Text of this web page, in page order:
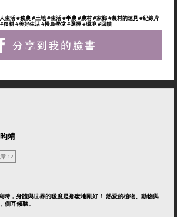
生活#務農#土地#生活#半農#農村#家鄉#農村的遠見#紀錄片
#復耕#美好生活#慢島學堂#選擇#環境#回饋
靖
12
時，身體與世界的暖度是那麼地剛好！ 熱愛的植物、動物與
側耳傾聽。